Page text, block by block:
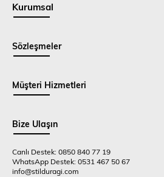
Kurumsal
Sözleşmeler
Müşteri Hizmetleri
Bize Ulaşın
Canlı Destek: 0850 840 77 19
WhatsApp Destek: 0531 467 50 67
info@stilduragi.com